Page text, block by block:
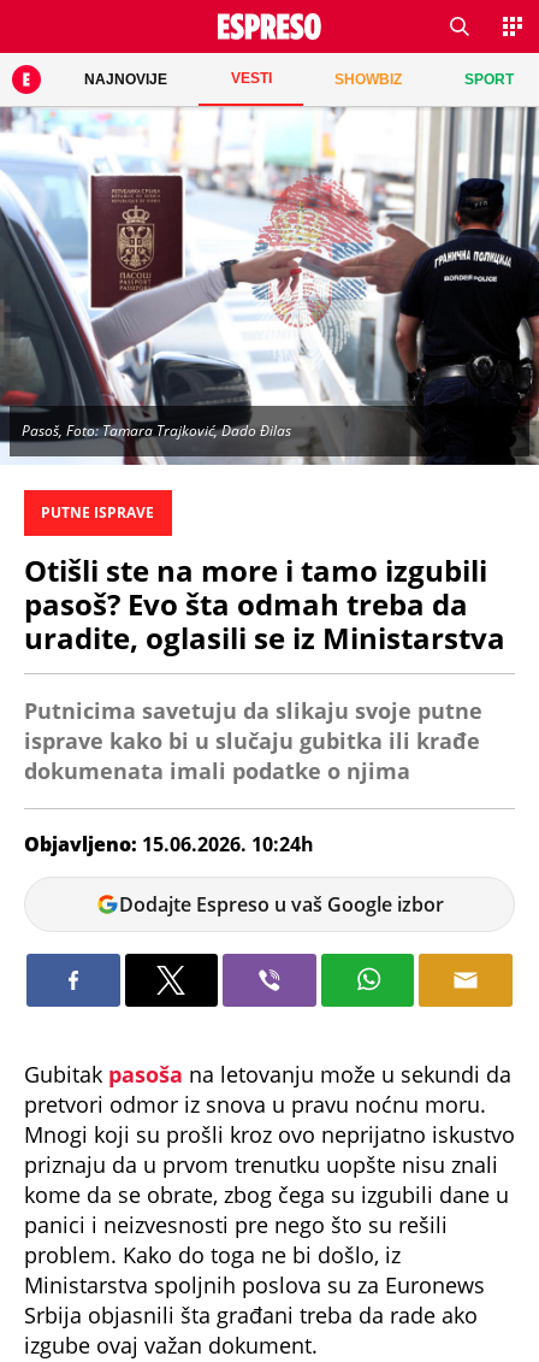
NAJNOVIJE VESTI SHOWBIZ SPORT
Pasoš, Foto: Tamara Trajković, Dado Đilas
PUTNE ISPRAVE
Otišli ste na more i tamo izgubili
pasoš? Evo šta odmah treba da
uradite, oglasili se iz Ministarstva
Putnicima savetuju da slikaju svoje putne
isprave kako bi u slučaju gubitka ili krađe
dokumenata imali podatke o njima
Objavljeno: 15.06.2026. 10:24h
Ana
Petrović
Dodajte Espreso u vaš Google izbor
Gubitak pasoša na letovanju može u sekundi da
pretvori odmor iz snova u pravu noćnu moru.
Mnogi koji su prošli kroz ovo neprijatno iskustvo
priznaju da u prvom trenutku uopšte nisu znali
kome da se obrate, zbog čega su izgubili dane u
panici i neizvesnosti pre nego što su rešili
problem. Kako do toga ne bi došlo, iz
Ministarstva spoljnih poslova su za Euronews
Srbija objasnili šta građani treba da rade ako
izgube ovaj važan dokument.